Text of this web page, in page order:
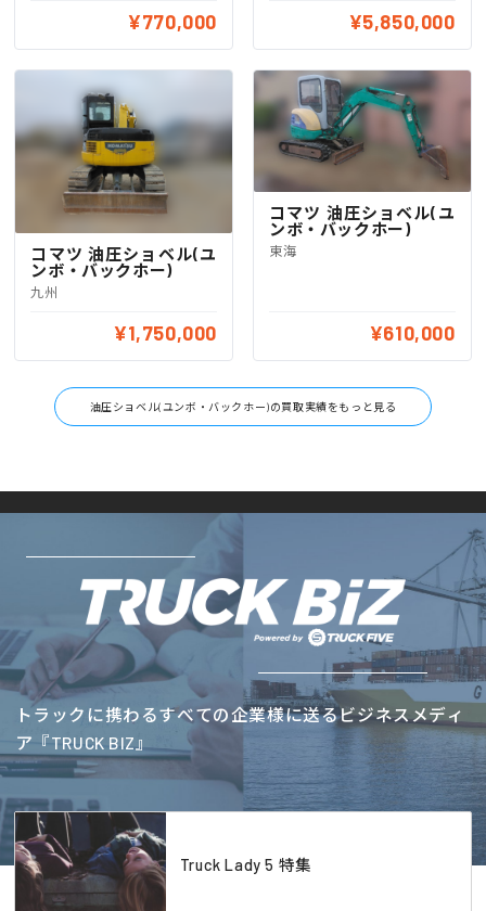
¥770,000 ¥5,850,000
コマツ 油圧ショベル(ユ
ンボ・バックホー)
九州
¥1,750,000
コマツ 油圧ショベル(ユ
ンボ・バックホー)
東海
¥610,000
油圧ショベル(ユンボ・バックホー)の買取実績をもっと見る
トラックに携わるすべての企業様に送るビジネスメディ
ア『TRUCK BIZ』
Truck Lady 5 特集